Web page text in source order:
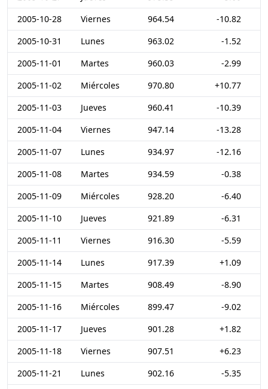
2005-10-28
Viernes 964.54
-10.82
2005-10-31
Lunes 963.02
-1.52
2005-11-01
Martes 960.03
-2.99
2005-11-02
Miércoles 970.80
+10.77
2005-11-03
Jueves 960.41
-10.39
2005-11-04
Viernes 947.14
-13.28
2005-11-07
Lunes 934.97
-12.16
2005-11-08
Martes 934.59
-0.38
2005-11-09
Miércoles 928.20
-6.40
2005-11-10
Jueves 921.89
-6.31
2005-11-11
Viernes 916.30
-5.59
2005-11-14
Lunes 917.39
+1.09
2005-11-15
Martes 908.49
-8.90
2005-11-16
Miércoles 899.47
-9.02
2005-11-17
Jueves 901.28
+1.82
2005-11-18
Viernes 907.51
+6.23
2005-11-21
Lunes 902.16
-5.35